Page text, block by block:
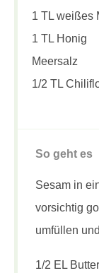
1 TL weißes
1 TL Honig
Meersalz
1/2 TL
So geht es
Sesam in
vorsichtig
umfüllen
1/2 EL